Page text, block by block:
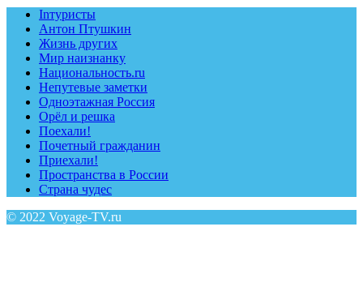
Inтуристы
Антон Птушкин
Жизнь других
Мир наизнанку
Национальность.ru
Непутевые заметки
Одноэтажная Россия
Орёл и решка
Поехали!
Почетный гражданин
Приехали!
Пространства в России
Страна чудес
© 2022 Voyage-TV.ru